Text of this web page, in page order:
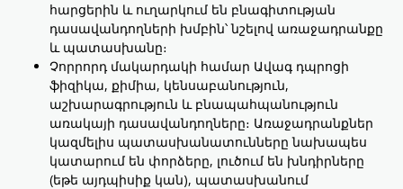
հարցերին և ուղարկում են բնագիտության
դասավանդողների խմբին՝ նշելով առաջադրանքը
և պատասխանը։
Չորրորդ մակարդակի համար Ավագ դպրոցի
ֆիզիկա, քիմիա, կենսաբանություն,
աշխարագրություն և բնապահպանություն
առակայի դասավանդողները։ Առաջադրանքներ
կազմելիս պատասխանատունները նախապես
կատարում են փորձերը, լուծում են խնդիրները
(եթե այդպիսիք կան), պատասխանում